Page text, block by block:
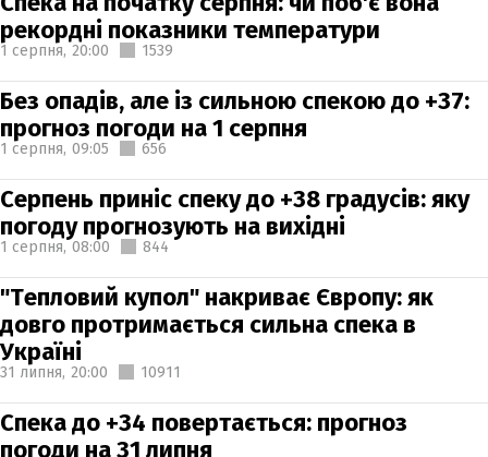
рекордні показники температури
1 серпня, 20:00 1539
Без опадів, але із сильною спекою до +37:
прогноз погоди на 1 серпня
1 серпня, 09:05 656
Серпень приніс спеку до +38 градусів: яку
погоду прогнозують на вихідні
1 серпня, 08:00 844
"Тепловий купол" накриває Європу: як
довго протримається сильна спека в
Україні
31 липня, 20:00 10911
Спека до +34 повертається: прогноз
погоди на 31 липня